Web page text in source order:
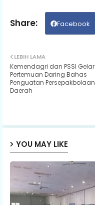
Facebook
LEBIH LAMA
Kemendagri dan PSSI Gelar
Pertemuan Daring Bahas
Penguatan Persepakbolaan
Daerah
YOU MAY LIKE